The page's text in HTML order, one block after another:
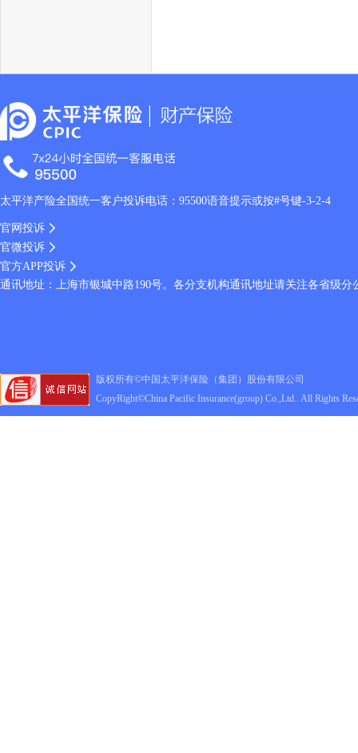
太平洋产险全国统一客户投诉电话：95500语音提示或按#号键-3-2-4
官网投诉
官微投诉
官方APP投诉
通讯地址：上海市银城中路190号。各分支机构通讯地址请关注各省级
版权所有©中国太平洋保险（集团）股份有限公司
CopyRight©China Pacific Insurance(group) Co.,Ltd.. All Rights